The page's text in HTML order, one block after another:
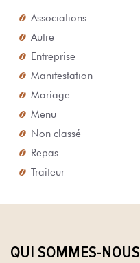
Associations
Autre
Entreprise
Manifestation
Mariage
Menu
Non classé
Repas
Traiteur
QUI SOMMES-NOUS